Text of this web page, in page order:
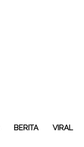
BERITA VIRAL